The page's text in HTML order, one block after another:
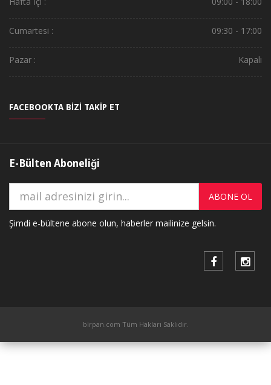
Cumartesi : 09:30 - 17:00
Pazar : Kapalı
FACEBOOKTA BİZİ TAKİP ET
E-Bülten Aboneliği
ABONE OL
Şimdi e-bültene abone olun, haberler mailinize gelsin.
birpan.com Tüm Hakları Saklıdır.